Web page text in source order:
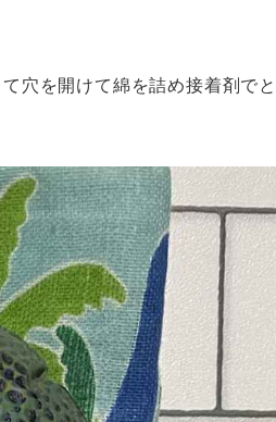
穴を開けて綿を詰め接着剤で